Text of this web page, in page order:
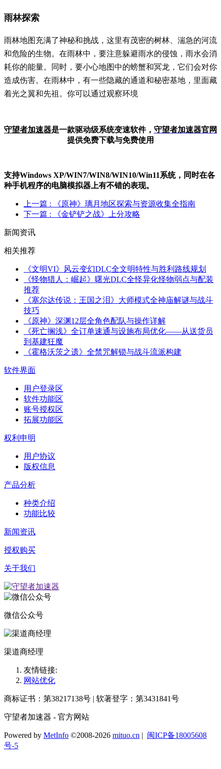
雨林探索
雨林地图充满了神秘和挑战，这里有茂密的树林、湍急的河流
和危险的生物。在雨林中，要注意躲避雨水的侵蚀，雨水会消
耗你的能量。同时，要小心地图中的螃蟹和冥龙，它们会对你
造成伤害。在雨林中，有一些隐藏的通道和秘密基地，里面藏
着光之翼和先祖。你可以通过观察环境
守望者加速器是一款驱动级系统变速软件， 守望者加速器官网
提供免费下载与免费使用
支持Windows XP/WIN7/WIN8/WIN10/Win11系统，同时在各
种手机程序的电脑模拟器上有不错的表现。
上一篇 : 《原神》璃月地区探索与资源收集全指南
下一篇 : 《金铲铲之战》上分攻略
新闻资讯
相关推荐
《文明VI》风云变幻DLC全文明特性与胜利路线规划
《怪物猎人：崛起》曙光DLC全怪异化怪物弱点与配装
推荐
《塞尔达传说：王国之泪》大师模式全神庙解谜与战斗
技巧
《原神》深渊12层全角色配队与操作详解
《死亡搁浅》全订单速通与设施布局优化——从送货员
到基建狂魔
《霍格沃茨之遗》全禁咒解锁与战斗流派构建
软件界面
用户登录区
软件功能区
账号授权区
拓展功能区
权利申明
用户协议
版权信息
产品分析
种类介绍
功能比较
新闻资讯
授权购买
关于我们
微信公众号
渠道商经理
友情链接:
网站优化
商标证书：第38217138号 | 软著登字：第3431841号
守望者加速器 - 官方网站
Powered by MetInfo ©2008-2026 mituo.cn | 闽ICP备18005608
号-5